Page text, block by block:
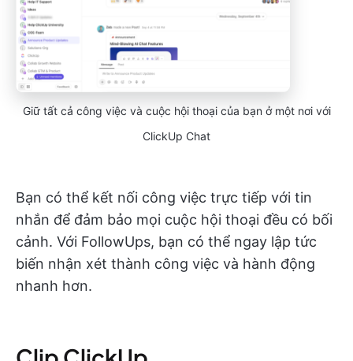
Giữ tất cả công việc và cuộc hội thoại của bạn ở một nơi với
ClickUp Chat
Bạn có thể kết nối công việc trực tiếp với tin
nhắn để đảm bảo mọi cuộc hội thoại đều có bối
cảnh. Với FollowUps, bạn có thể ngay lập tức
biến nhận xét thành công việc và hành động
nhanh hơn.